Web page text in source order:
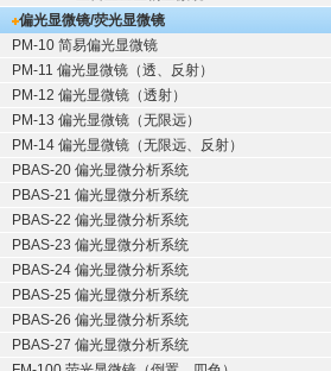
偏光显微镜/荧光显微镜
PM-10 简易偏光显微镜
PM-11 偏光显微镜（透、反射）
PM-12 偏光显微镜（透射）
PM-13 偏光显微镜（无限远）
PM-14 偏光显微镜（无限远、反射）
PBAS-20 偏光显微分析系统
PBAS-21 偏光显微分析系统
PBAS-22 偏光显微分析系统
PBAS-23 偏光显微分析系统
PBAS-24 偏光显微分析系统
PBAS-25 偏光显微分析系统
PBAS-26 偏光显微分析系统
PBAS-27 偏光显微分析系统